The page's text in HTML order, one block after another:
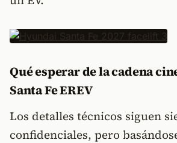
Qué esperar de la cadena
Santa Fe EREV
Los detalles técnicos siguen
confidenciales, pero